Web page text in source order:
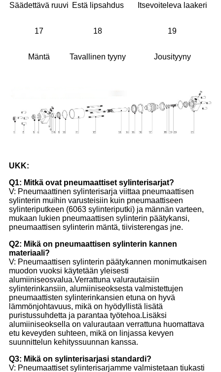
Säädettävä ruuvi Estä lipsahdus Itsevoiteleva laakeri
17 18 19
Mäntä Tavallinen tyyny Jousityyny
UKK:
Q1: Mitkä ovat pneumaattiset sylinterisarjat?
V: Pneumaattinen sylinterisarja viittaa pneumaattisen
sylinterin muihin varusteisiin kuin pneumaattiseen
sylinteriputkeen (6063 sylinteriputki) ja männän varteen,
mukaan lukien pneumaattisen sylinterin päätykansi,
pneumaattisen sylinterin mäntä, tiivisterengas jne.
Q2: Mikä on pneumaattisen sylinterin kannen
materiaali?
V: Pneumaattisen sylinterin päätykannen monimutkaisen
muodon vuoksi käytetään yleisesti
alumiiniseosvalua.Verrattuna valurautaisiin
sylinterinkansiin, alumiiniseoksesta valmistettujen
pneumaattisten sylinterinkansien etuna on hyvä
lämmönjohtavuus, mikä on hyödyllistä lisätä
puristussuhdetta ja parantaa työtehoa.Lisäksi
alumiiniseoksella on valurautaan verrattuna huomattava
etu keveyden suhteen, mikä on linjassa kevyen
suunnittelun kehityssuunnan kanssa.
Q3: Mikä on sylinterisarjasi standardi?
V: Pneumaattiset sylinterisarjamme valmistetaan tiukasti